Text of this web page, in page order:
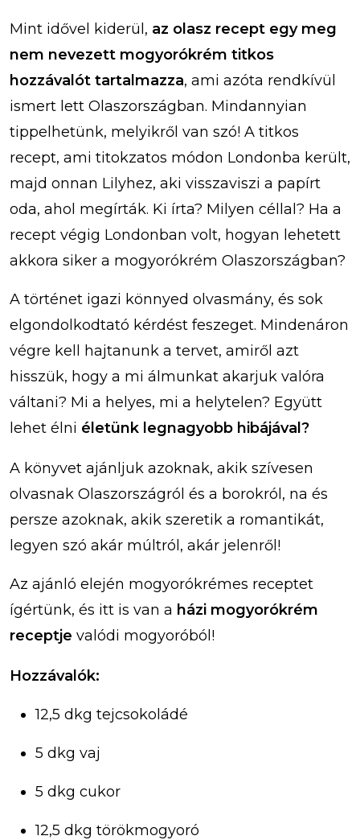
Mint idővel kiderül, az olasz recept egy meg
nem nevezett mogyorókrém titkos
hozzávalót tartalmazza, ami azóta rendkívül
ismert lett Olaszországban. Mindannyian
tippelhetünk, melyikről van szó! A titkos
recept, ami titokzatos módon Londonba került,
majd onnan Lilyhez, aki visszaviszi a papírt
oda, ahol megírták. Ki írta? Milyen céllal? Ha a
recept végig Londonban volt, hogyan lehetett
akkora siker a mogyorókrém Olaszországban?
A történet igazi könnyed olvasmány, és sok
elgondolkodtató kérdést feszeget. Mindenáron
végre kell hajtanunk a tervet, amiről azt
hisszük, hogy a mi álmunkat akarjuk valóra
váltani? Mi a helyes, mi a helytelen? Együtt
lehet élni életünk legnagyobb hibájával?
A könyvet ajánljuk azoknak, akik szívesen
olvasnak Olaszországról és a borokról, na és
persze azoknak, akik szeretik a romantikát,
legyen szó akár múltról, akár jelenről!
Az ajánló elején mogyorókrémes receptet
ígértünk, és itt is van a házi mogyorókrém
receptje valódi mogyoróból!
Hozzávalók:
12,5 dkg tejcsokoládé
5 dkg vaj
5 dkg cukor
12,5 dkg törökmogyoró